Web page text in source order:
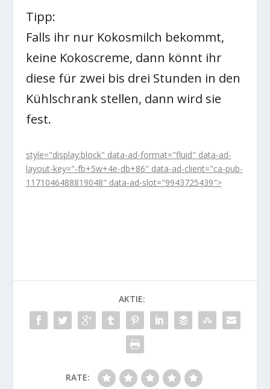
Tipp:
Falls ihr nur Kokosmilch bekommt,
keine Kokoscreme, dann könnt ihr
diese für zwei bis drei Stunden in den
Kühlschrank stellen, dann wird sie
fest.
style="display:block" data-ad-format="fluid" data-ad-
layout-key="-fb+5w+4e-db+86" data-ad-client="ca-pub-
1171046488819048" data-ad-slot="9943725439">
AKTIE:
RATE: